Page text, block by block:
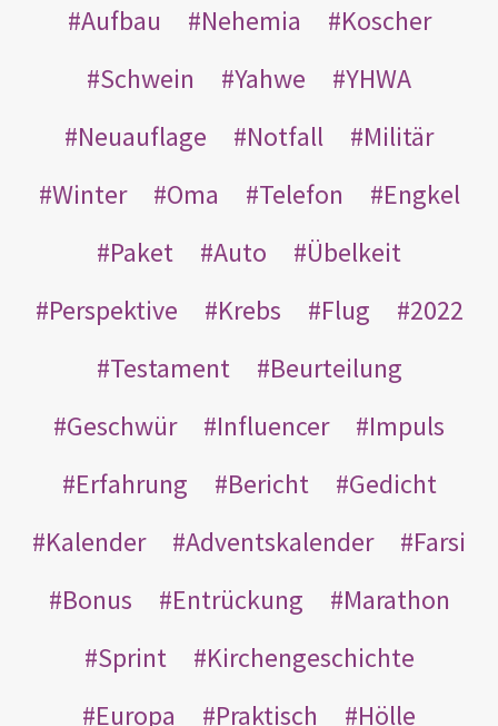
Aufbau
Nehemia
Koscher
Schwein
Yahwe
YHWA
Neuauflage
Notfall
Militär
Winter
Oma Telefon
Engkel
Paket
Auto
Übelkeit
Perspektive
Krebs Flug
2022
Testament
Beurteilung
Geschwür
Influencer
Impuls
Erfahrung
Bericht
Gedicht
Kalender
Adventskalender
Farsi
Bonus
Entrückung
Marathon
Sprint
Kirchengeschichte
Europa
Praktisch
Hölle